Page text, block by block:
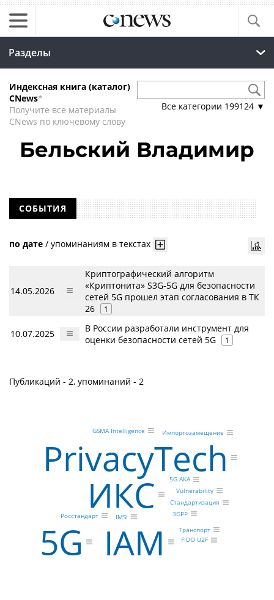
Разделы
Индексная книга (каталог)
CNews*
Получите все материалы
CNews по ключевому слову
Все категории 199124 ▼
Бельский Владимир
СОБЫТИЯ
по дате / упоминаниям в текстах
14.05.2026
Криптографический алгоритм
«Криптонита» S3G-5G для безопасности
сетей 5G прошел этап согласования в ТК
26
1
10.07.2025
В России разработали инструмент для
оценки безопасности сетей 5G
1
Публикаций - 2, упоминаний - 2
ИКС
PrivacyTech
5G IAM
Росстандарт 3GPP
IMSI
Стандартизация
Vulnerability
FIDO U2F
5G AKA
Импортозамещение
Транспорт
GSMA Intelligence